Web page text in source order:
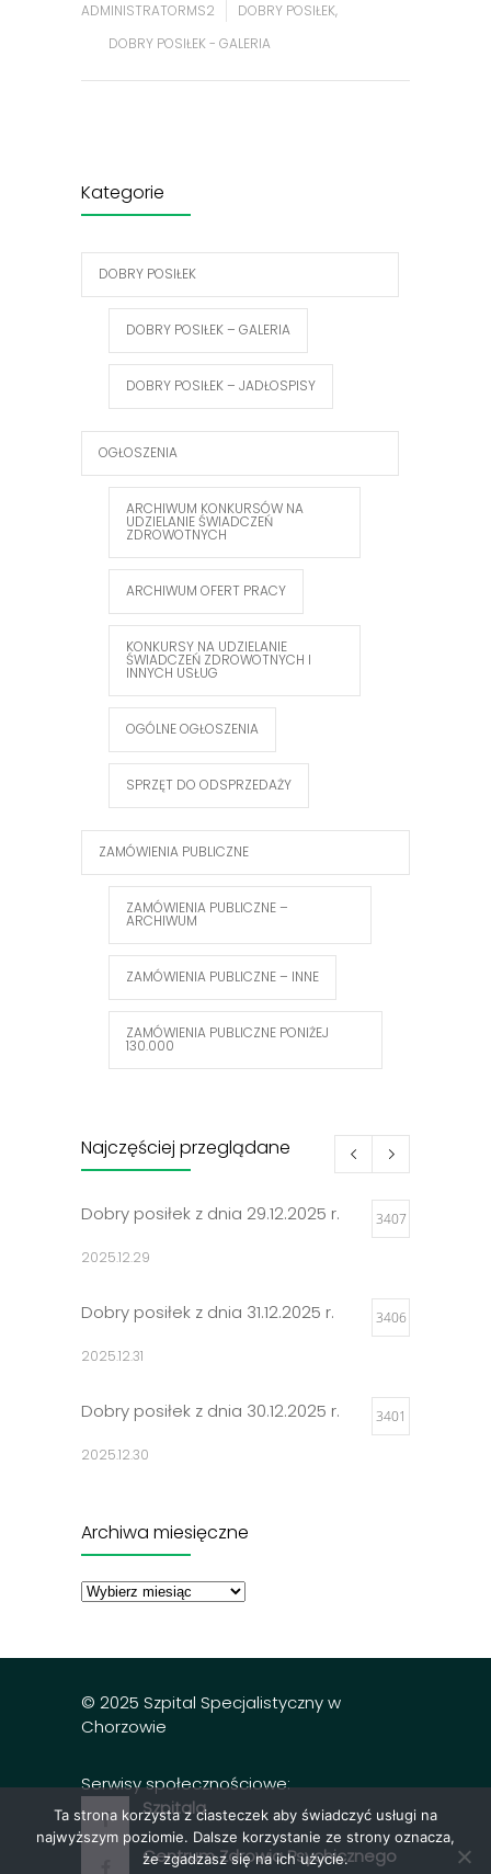
ADMINISTRATORMS2 DOBRY POSIŁEK,
DOBRY POSIŁEK - GALERIA
Kategorie
DOBRY POSIŁEK
DOBRY POSIŁEK – GALERIA
DOBRY POSIŁEK – JADŁOSPISY
OGŁOSZENIA
ARCHIWUM KONKURSÓW NA
UDZIELANIE ŚWIADCZEŃ
ZDROWOTNYCH
ARCHIWUM OFERT PRACY
KONKURSY NA UDZIELANIE
ŚWIADCZEŃ ZDROWOTNYCH I
INNYCH USŁUG
OGÓLNE OGŁOSZENIA
SPRZĘT DO ODSPRZEDAŻY
ZAMÓWIENIA PUBLICZNE
ZAMÓWIENIA PUBLICZNE –
ARCHIWUM
ZAMÓWIENIA PUBLICZNE – INNE
ZAMÓWIENIA PUBLICZNE PONIŻEJ
130.000
Najczęściej przeglądane
Dobry posiłek z dnia 29.12.2025 r. 3407
2025.12.29
Dobry posiłek z dnia 31.12.2025 r. 3406
2025.12.31
Dobry posiłek z dnia 30.12.2025 r. 3401
2025.12.30
2024.12.27
Dobry posiłek z dnia 23.12.2025 r.
Archiwa miesięczne
miesięczne
© 2025 Szpital Specjalistyczny w
Chorzowie
Serwisy społecznościowe:
Szpitala
Centrum Zdrowia Psychicznego
Ta strona korzysta z ciasteczek aby świadczyć usługi na
najwyższym poziomie. Dalsze korzystanie ze strony oznacza,
że zgadzasz się na ich użycie.